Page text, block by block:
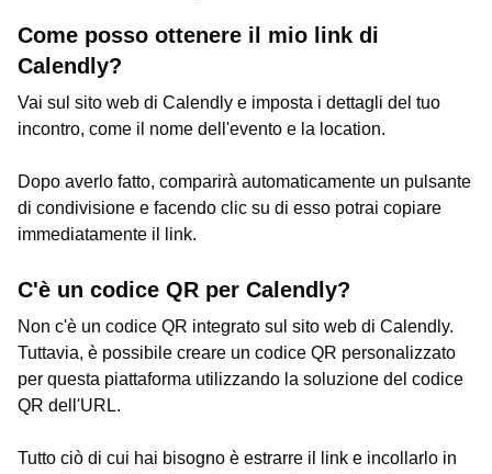
Come posso ottenere il mio link di
Calendly?
Vai sul sito web di Calendly e imposta i dettagli del tuo
incontro, come il nome dell'evento e la location.
Dopo averlo fatto, comparirà automaticamente un pulsante
di condivisione e facendo clic su di esso potrai copiare
immediatamente il link.
C'è un codice QR per Calendly?
Non c'è un codice QR integrato sul sito web di Calendly.
Tuttavia, è possibile creare un codice QR personalizzato
per questa piattaforma utilizzando la soluzione del codice
QR dell'URL.
Tutto ciò di cui hai bisogno è estrarre il link e incollarlo in